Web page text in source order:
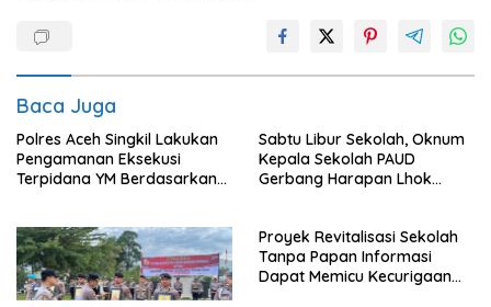
Baca Juga
Polres Aceh Singkil Lakukan
Pengamanan Eksekusi
Terpidana YM Berdasarkan
Sabtu Libur Sekolah, Oknum
Kepala Sekolah PAUD
Gerbang Harapan Lhok
Terhadap Wartawan Diminta
APH Lidik Anggaran
Proyek Revitalisasi Sekolah
Tanpa Papan Informasi
Dapat Memicu Kecurigaan